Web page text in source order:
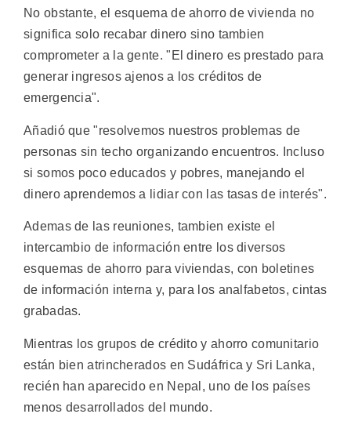
No obstante, el esquema de ahorro de vivienda no
significa solo recabar dinero sino tambien
comprometer a la gente. "El dinero es prestado para
generar ingresos ajenos a los créditos de
emergencia".
Añadió que "resolvemos nuestros problemas de
personas sin techo organizando encuentros. Incluso
si somos poco educados y pobres, manejando el
dinero aprendemos a lidiar con las tasas de interés".
Ademas de las reuniones, tambien existe el
intercambio de información entre los diversos
esquemas de ahorro para viviendas, con boletines
de información interna y, para los analfabetos, cintas
grabadas.
Mientras los grupos de crédito y ahorro comunitario
están bien atrincherados en Sudáfrica y Sri Lanka,
recién han aparecido en Nepal, uno de los países
menos desarrollados del mundo.